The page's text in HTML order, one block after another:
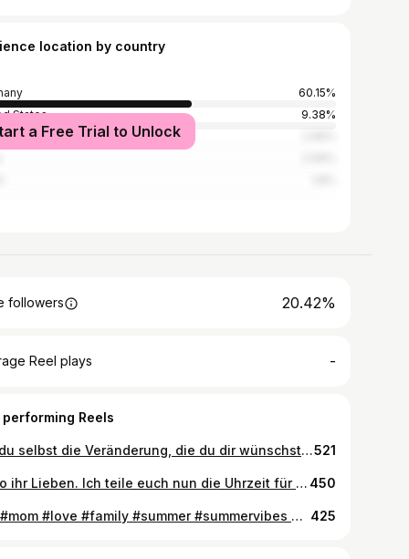
location by country
60.15%
States
9.38%
a Free Trial to Unlock
followers 20.42%
Reel plays -
performing Reels
Sei du selbst die Veränderung, die du dir wünschst für diese Welt. - Mahatma Gandhi . . . #brunette #shorthair #shorthairdontcare #balayage #tattoed #inkedgirl #hazeleyes #browgame521
Hallo ihr Lieben. Ich teile euch nun die Uhrzeit für die Livesendung mit und zwar wird das DONNERSTAG um 15 Uhr stattfinden. Ich freu mich auf euch 😉 Nähere Informationen worum es geht findet ihr im zuvor geposteten Teaser. Bis dann 👋🏻 Photo by Whisper Composings Editing by Me #photo #photography #michelleholzmann #girl #brunette #brunettegirl #inked #inkedgirl #ink #tattoo #tattoed #tattoedgirl #live #liveregie #dress #white #whitedress #community 450
🍦💞#mom #love #family #summer #summervibes #mango #coconut #strawberry #blessed #hot 425